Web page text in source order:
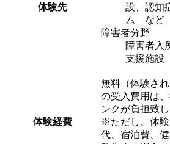
体験先
設、認知
ム など
障害者分野
障害者入
支援施
体験経費
無料（体験さ
の受入費用は
ンクが負担致し
※ただし、体
代、宿泊費、